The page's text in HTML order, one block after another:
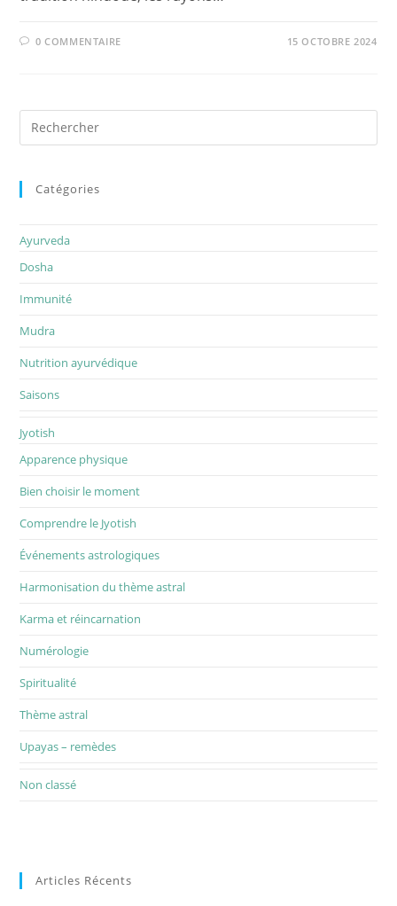
0 COMMENTAIRE 15 OCTOBRE 2024
Rechercher
sur
siteCatégories
Ayurveda
Dosha
Immunité
Mudra
Nutrition ayurvédique
Saisons
Jyotish
Apparence physique
Bien choisir le moment
Comprendre le Jyotish
Événements astrologiques
Harmonisation du thème astral
Karma et réincarnation
Numérologie
Spiritualité
Thème astral
Upayas – remèdes
Non classé
Articles Récents